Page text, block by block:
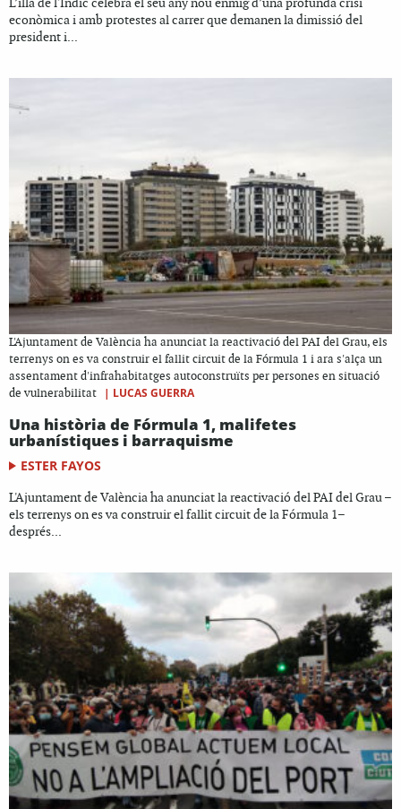
L’illa de l'Índic celebra el seu any nou enmig d’una profunda crisi
econòmica i amb protestes al carrer que demanen la dimissió del
president i...
L'Ajuntament de València ha anunciat la reactivació del PAI del Grau, els
terrenys on es va construir el fallit circuit de la Fórmula 1 i ara s'alça un
assentament d'infrahabitatges autoconstruïts per persones en situació
de vulnerabilitat
| LUCAS GUERRA
Una història de Fórmula 1, malifetes
urbanístiques i barraquisme
ESTER FAYOS
L'Ajuntament de València ha anunciat la reactivació del PAI del Grau –
els terrenys on es va construir el fallit circuit de la Fórmula 1–
després...